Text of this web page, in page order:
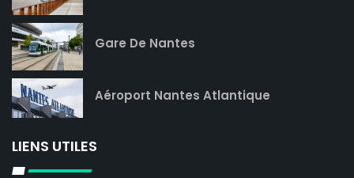
Gare De Nantes
Aéroport Nantes Atlantique
LIENS UTILES